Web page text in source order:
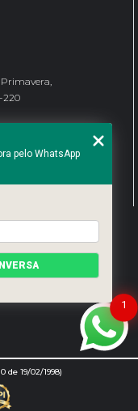
220
de 19/02/1998)
1
pelo WhatsApp